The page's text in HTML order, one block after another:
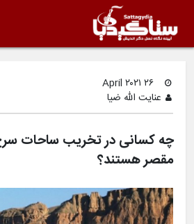
۲۶ April ۲۰۲۱
عنایت الله ضیا
چه کسانی در تخریب ساحات
مقصر هستند؟